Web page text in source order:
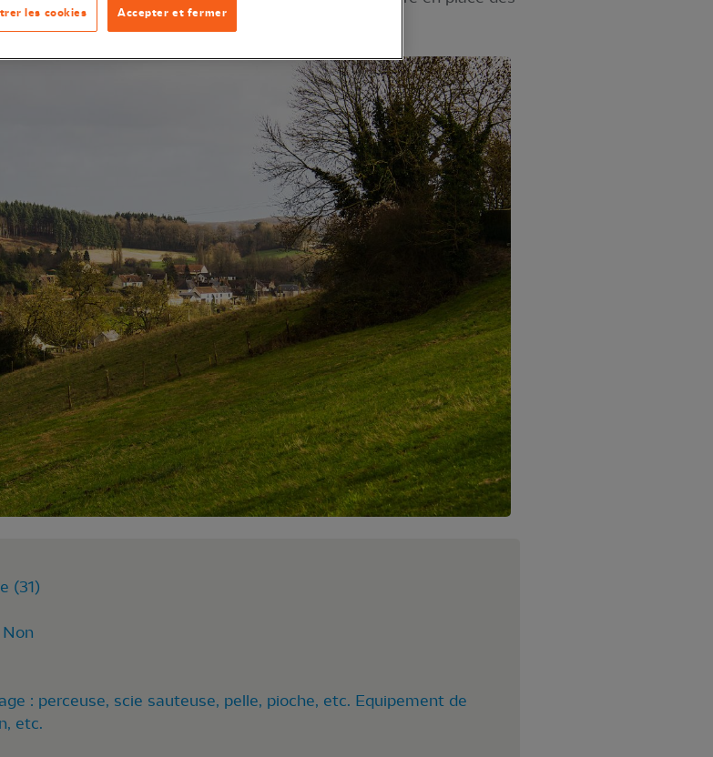
des habitats naturels.
(31)
Non
: perceuse, scie sauteuse, pelle, pioche, etc. Equipement de
etc.
Accepter et fermer
les cookies